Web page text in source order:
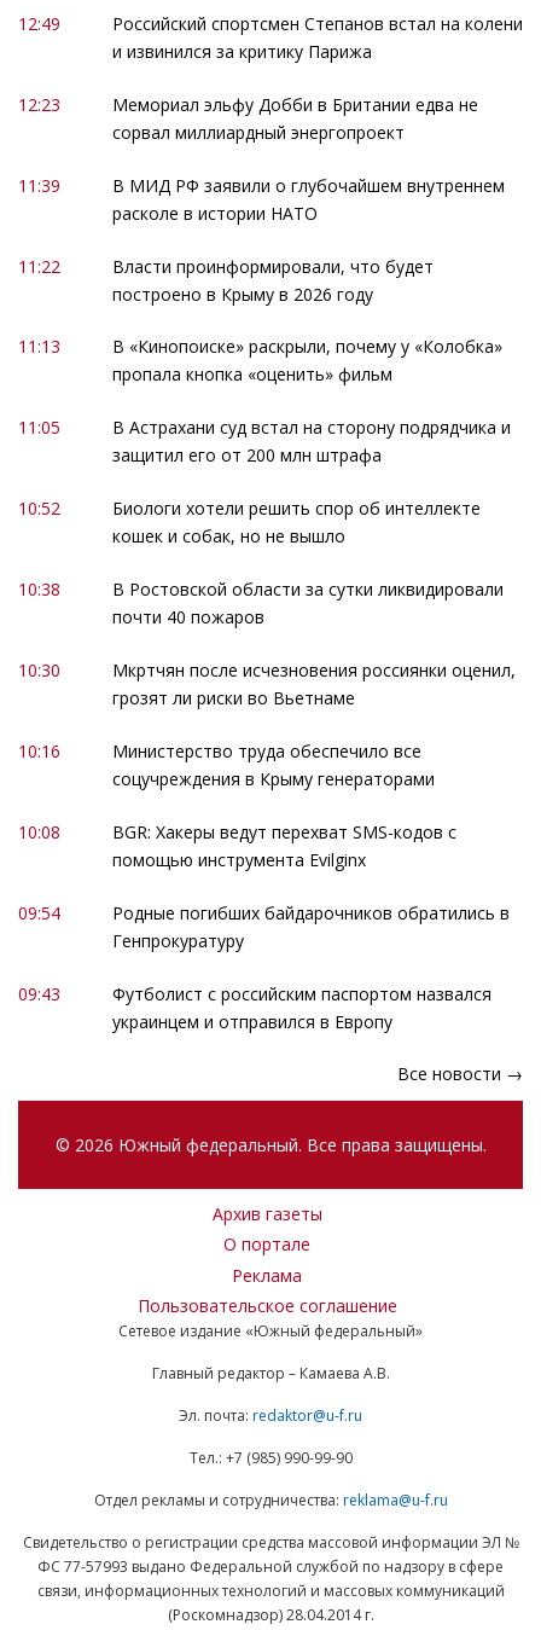
12:49
Российский спортсмен Степанов встал на колени
и извинился за критику Парижа
12:23
Мемориал эльфу Добби в Британии едва не
сорвал миллиардный энергопроект
11:39
В МИД РФ заявили о глубочайшем внутреннем
расколе в истории НАТО
11:22
Власти проинформировали, что будет
построено в Крыму в 2026 году
11:13
В «Кинопоиске» раскрыли, почему у «Колобка»
пропала кнопка «оценить» фильм
11:05
В Астрахани суд встал на сторону подрядчика и
защитил его от 200 млн штрафа
10:52
Биологи хотели решить спор об интеллекте
кошек и собак, но не вышло
10:38
В Ростовской области за сутки ликвидировали
почти 40 пожаров
10:30
Мкртчян после исчезновения россиянки оценил,
грозят ли риски во Вьетнаме
10:16
Министерство труда обеспечило все
соцучреждения в Крыму генераторами
10:08
BGR: Хакеры ведут перехват SMS-кодов с
помощью инструмента Evilginx
09:54
Родные погибших байдарочников обратились в
Генпрокуратуру
09:43
Футболист с российским паспортом назвался
украинцем и отправился в Европу
Все новости →
© 2026 Южный федеральный. Все права защищены.
Архив газеты
О портале
Реклама
Пользовательское соглашение
Сетевое издание «Южный федеральный»
Главный редактор – Камаева А.В.
Эл. почта: redaktor@u-f.ru
Тел.: +7 (985) 990-99-90
Отдел рекламы и сотрудничества: reklama@u-f.ru
Свидетельство о регистрации средства массовой информации ЭЛ №
ФС 77-57993 выдано Федеральной службой по надзору в сфере
связи, информационных технологий и массовых коммуникаций
(Роскомнадзор) 28.04.2014 г.